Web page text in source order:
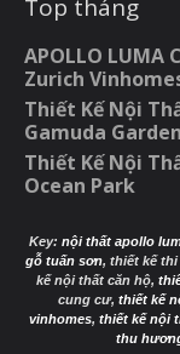
Top tháng
APOLLO LUMA
Zurich
Thiết Kế Nội
Gamuda
Thiết Kế Nội
Ocean Park
Key: nội thất apollo
gỗ tuấn sơn, thiết kế
kế nội thất căn hộ,
cung cư, thiết kế
vinhomes, thiết kế nội
thu